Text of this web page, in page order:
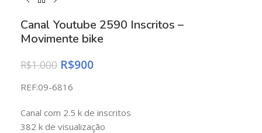
Canal Youtube 2590 Inscritos –
Movimente bike
R$1.000 R$900
REF:09-6816
Canal com 2.5 k de inscritos
382 k de visualização